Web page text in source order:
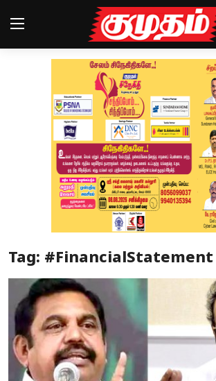
Magazines
Special Story
Business
Crime
Tag: #FinancialStatement